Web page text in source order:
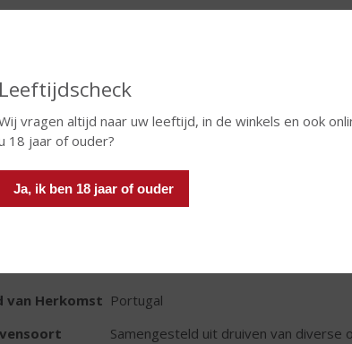
Leeftijdscheck
vragen altijd naar uw leeftijd, in de winkels en ook
18 jaar of ouder?
Ja, ik ben 18 jaar of ouder
€
In winkelmand
van Herkomst Portugal
Samengesteld uit druiven van diverse